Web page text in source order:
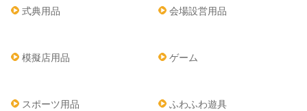
式典用品 会場設営用品
模擬店用品 ゲーム
スポーツ用品 ふわふわ遊具